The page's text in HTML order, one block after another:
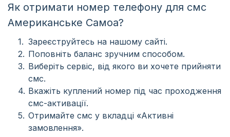
Як отримати номер телефону для смс
Американське Самоа?
Зареєструйтесь на нашому сайті.
Поповніть баланс зручним способом.
Виберіть сервіс, від якого ви хочете прийняти
смс.
Вкажіть куплений номер під час проходження
смс-активації.
Отримайте смс у вкладці «Активні
замовлення».